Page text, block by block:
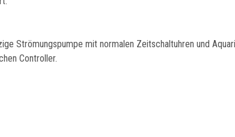
Strömungspumpe mit normalen Zeitschaltuhren und
Controller.